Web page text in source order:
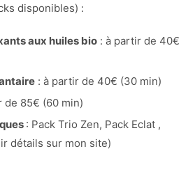
disponibles) :
aux huiles bio : à partir de 40€
: à partir de 40€ (30 min)
de 85€ (60 min)
: Pack Trio Zen, Pack Eclat ,
détails sur mon site)